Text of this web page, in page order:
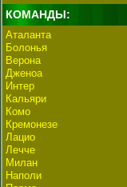
КОМАНДЫ:
Аталанта
Болонья
Верона
Дженоа
Интер
Кальяри
Комо
Кремонезе
Лацио
Лечче
Милан
Наполи